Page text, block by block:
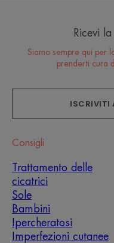
Ricevi
Siamo sempre qui per
prenderti cura
ISCRIVITI
Consigli
Trattamento delle
cicatrici
Sole
Bambini
Ipercheratosi
Imperfezioni cutanee